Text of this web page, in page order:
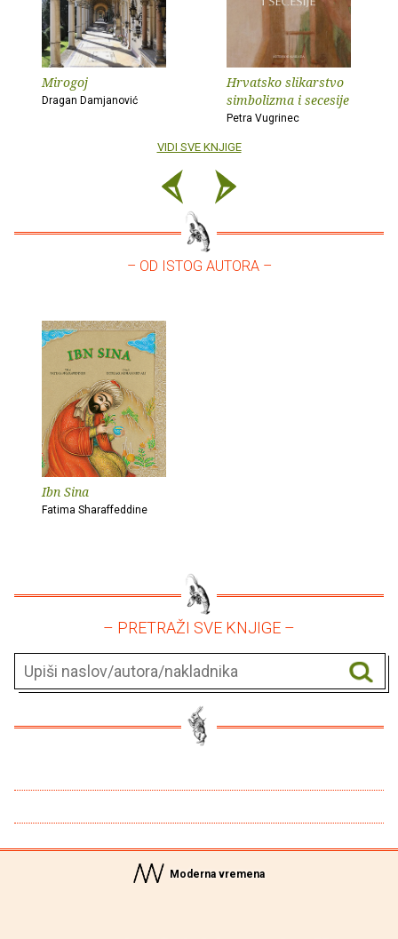
Mirogoj
Dragan Damjanović
Hrvatsko slikarstvo
simbolizma i secesije
Petra Vugrinec
VIDI SVE KNJIGE
– OD ISTOG AUTORA –
Ibn Sina
Fatima Sharaffeddine
– PRETRAŽI SVE KNJIGE –
Moderna vremena